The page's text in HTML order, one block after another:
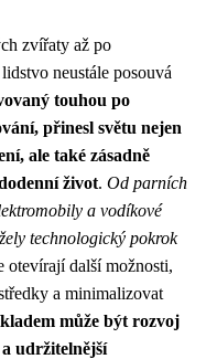
zvířaty až po
neustále posouvá
touhou po
přinesl světu nejen
ale také zásadně
život. Od parních
a vodíkové
technologický pokrok
otevírají další možnosti,
a minimalizovat
může být rozvoj
udržitelnější